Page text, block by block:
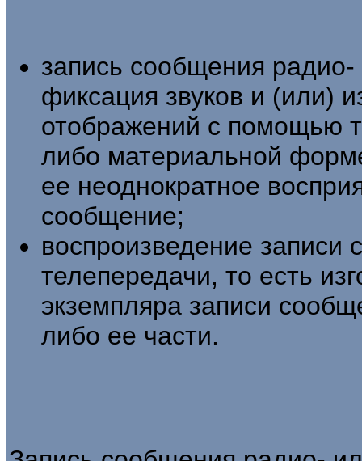
запись сообщения
фиксация звуков и (или)
отображений с помощью
либо материальной
ее неоднократное
сообщение;
воспроизведение
телепередачи, то есть
экземпляра записи
либо ее части.